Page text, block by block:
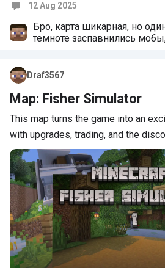
12 Aug 2025
Бро, карта шикарная, но
темноте заспавнились
не люблю когда портят
Draf3567
Map: Fisher Simulator
This map turns the game into an
with upgrades, trading, and the